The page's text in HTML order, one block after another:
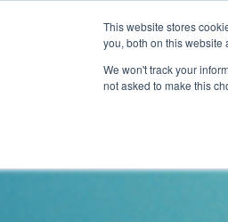
This website stores
you, both on this website
We won't track your
not asked to make this
Localizzatore di concessionari